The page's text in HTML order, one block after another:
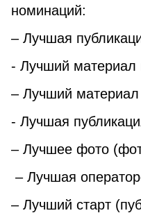
номинаций:
– Лучшая
- Лучший материал
– Лучший
- Лучшая
– Лучшее фото
– Лучшая
– Лучший старт